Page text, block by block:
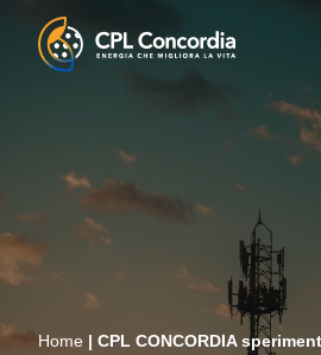
Home | CPL CONCORDIA